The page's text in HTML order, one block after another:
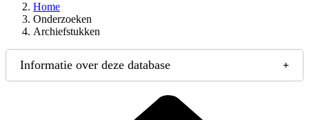
Home
Onderzoeken
Archiefstukken
Informatie over deze database